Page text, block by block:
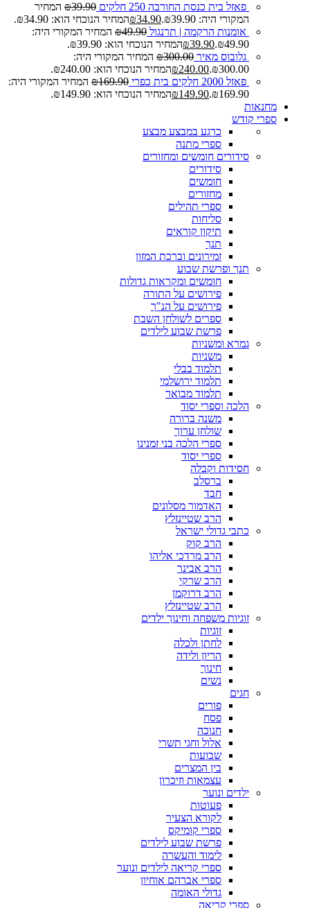
פאזל בית כנסת החורבה 250 חלקים ₪39.90
המחיר
המקורי היה: ₪39.90.
₪34.90
המחיר הנוכחי הוא: ₪34.90.
אומנות הרקמה | תרנגול
₪49.90
המחיר המקורי היה:
₪49.90.
₪39.90
המחיר הנוכחי הוא: ₪39.90.
גלובוס מאיר
₪300.00
המחיר המקורי היה:
₪300.00.
₪240.00
המחיר הנוכחי הוא: ₪240.00.
פאזל 2000 חלקים בית כפרי
₪169.90
המחיר המקורי היה:
₪169.90.
₪149.90
המחיר הנוכחי הוא: ₪149.90.
מחנאות
ספרי קודש
כרגע במבצע מבצע
ספרי מתנה
סידורים חומשים ומחזורים
סידורים
חומשים
מחזורים
ספרי תהילים
סליחות
תיקון קוראים
תנך
זמירונים וברכת המזון
תנך ופרשת שבוע
חומשים ומקראות גדולות
פירושים על התורה
פירושים על הנ"ך
ספרים לשולחן השבת
פרשת שבוע לילדים
גמרא ומשניות
משניות
תלמוד בבלי
תלמוד ירושלמי
תלמוד מבואר
הלכה וספרי יסוד
משנה ברורה
שולחן ערוך
ספרי הלכה בני זמנינו
ספרי יסוד
חסידות וקבלה
ברסלב
חבד
האדמור מסלונים
הרב שטיינזלץ
כתבי גדולי ישראל
הרב קוק
הרב מרדכי אליהו
הרב אבינר
הרב שרקי
הרב דרוקמן
הרב שטיינזלץ
זוגיות משפחה וחינוך ילדים
זוגיות
לחתן ולכלה
הריון ולידה
חינוך
נשים
חגים
פורים
פסח
חנוכה
אלול וחגי תשרי
שבועות
בין המצרים
עצמאות וזיכרון
ילדים ונוער
פעוטות
לקורא הצעיר
ספרי קומיקס
פרשת שבוע לילדים
לימוד והעשרה
ספרי קריאה לילדים ונוער
ספרי אברהם אוחיון
גדולי האומה
ספרי קריאה